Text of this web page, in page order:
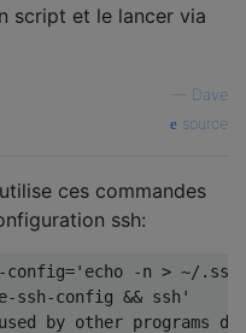
script et le lancer via
Dave
source
ces commandes
ssh:
config='echo -n > ~/
ssh-config && ssh'
by other programs